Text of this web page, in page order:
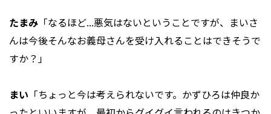
たまみ 「なるほど...悪気はないということですが、まいさ
んは今後そんなお義母さんを受け入れることはできそうで
すか？」
まい 「ちょっと今は考えられないです。かずひろは仲良か